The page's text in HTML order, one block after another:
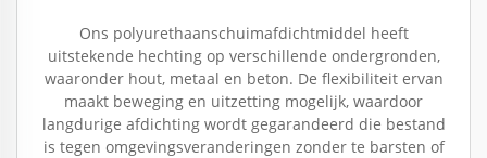
Ons polyurethaanschuimafdichtmiddel heeft
uitstekende hechting op verschillende ondergronden,
waaronder hout, metaal en beton. De flexibiliteit ervan
maakt beweging en uitzetting mogelijk, waardoor
langdurige afdichting wordt gegarandeerd die bestand
is tegen omgevingsveranderingen zonder te barsten of